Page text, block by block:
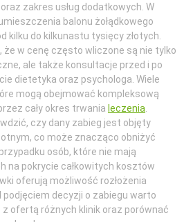
zakres usług dodatkowych. W
balonu żołądkowego
kilku do kilkunastu tysięcy złotych.
że w cenę często wliczone są nie tylko
ale także konsultacje przed i po
dietetyka oraz psychologa. Wiele
mogą obejmować kompleksową
cały okres trwania leczenia
czy dany zabieg jest objęty
co może znacząco obniżyć
osób, które nie mają
na pokrycie całkowitych kosztów
oferują możliwość rozłożenia
podjęciem decyzji o zabiegu warto
z ofertą różnych klinik oraz porównać